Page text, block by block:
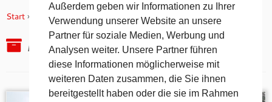
Inhalt
Start » 2008
Archiv des Jahres:2008
Außerdem geben wir Informationen zu Ihrer
Verwendung unserer Website an unsere
Partner für soziale Medien, Werbung und
Analysen weiter. Unsere Partner führen
diese Informationen möglicherweise mit
weiteren Daten zusammen, die Sie ihnen
bereitgestellt haben oder die sie im Rahmen